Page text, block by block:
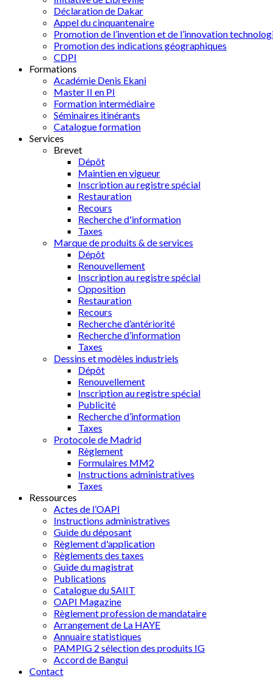
Déclaration de Dakar
Appel du cinquantenaire
Promotion de l’invention et de l’innovation
Promotion des indications géographiques
CDPI
Formations
Académie Denis Ekani
Master II en PI
Formation intermédiaire
Séminaires itinérants
Catalogue formation
Services
Brevet
Dépôt
Maintien en vigueur
Inscription au registre spécial
Restauration
Recours
Recherche d'information
Taxes
Marque de produits & de services
Dépôt
Renouvellement
Inscription au registre spécial
Opposition
Restauration
Recours
Recherche d’antériorité
Recherche d’information
Taxes
Dessins et modèles industriels
Dépôt
Renouvellement
Inscription au registre spécial
Publicité
Recherche d’information
Taxes
Protocole de Madrid
Règlement
Formulaires MM2
Instructions administratives
Taxes
Ressources
Actes de l’OAPI
Instructions administratives
Guide du déposant
Règlement d'application
Règlements des taxes
Guide du magistrat
Publications
Catalogue du SAIIT
OAPI Magazine
Règlement profession de mandataire
Arrangement de La HAYE
Annuaire statistiques
PAMPIG 2 sélection des produits IG
Accord de Bangui
Contact